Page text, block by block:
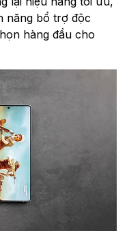
năng bổ trợ độc
hàng đầu cho